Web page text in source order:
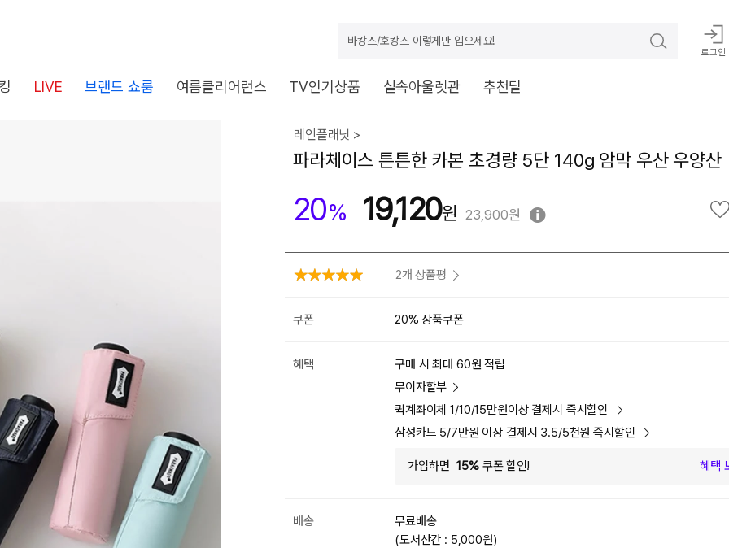
바캉스/호캉스 이렇게만 입으세요!
로그인
LIVE 브랜드 쇼룸 여름클리어런스 TV인기상품 실속아울렛관 추천딜
레인플래닛 >
파라체이스 튼튼한 카본 초경량 5단 140g 암막 우산 우양산
20% 19,120 23,900원
2개 상품평
쿠폰 20% 상품쿠폰
혜택
구매 시 최대 60원 적립
무이자할부
퀵계좌이체 1/10/15만원이상 결제시 즉시할인
삼성카드 5/7만원 이상 결제시 3.5/5천원 즉시할인
가입하면 15%쿠폰 할인! 혜택
배송
무료배송
(도서산간 : 5,000원)